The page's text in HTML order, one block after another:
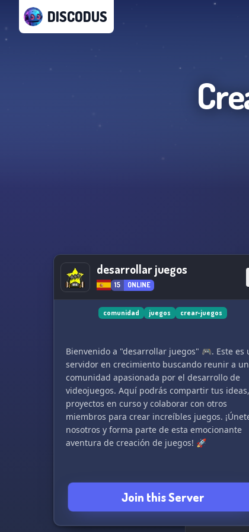
DISCODUS
desarrollar juegos
15 ONLINE
comunidad juegos crear-juegos
Bienvenido a "desarrollar juegos" 🎮. Este es
servidor en crecimiento buscando reunir a
comunidad apasionada por el desarrollo de
videojuegos. Aquí podrás compartir tus ideas,
proyectos en curso y colaborar con otros
miembros para crear increíbles juegos.
nosotros y forma parte de esta emocionante
aventura de creación de juegos! 🚀
Join this Server